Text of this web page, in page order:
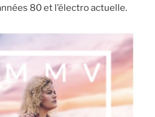
80 et l’électro actuelle.